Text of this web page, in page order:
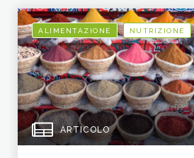
ALIMENTAZIONE NUTRIZIONE
ARTICOLO